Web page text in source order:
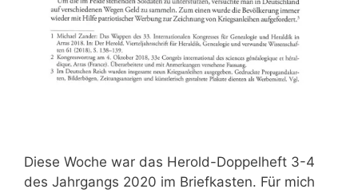
Diese Woche war das Herold-Doppelheft 3-4
des Jahrgangs 2020 im Briefkasten. Für mich